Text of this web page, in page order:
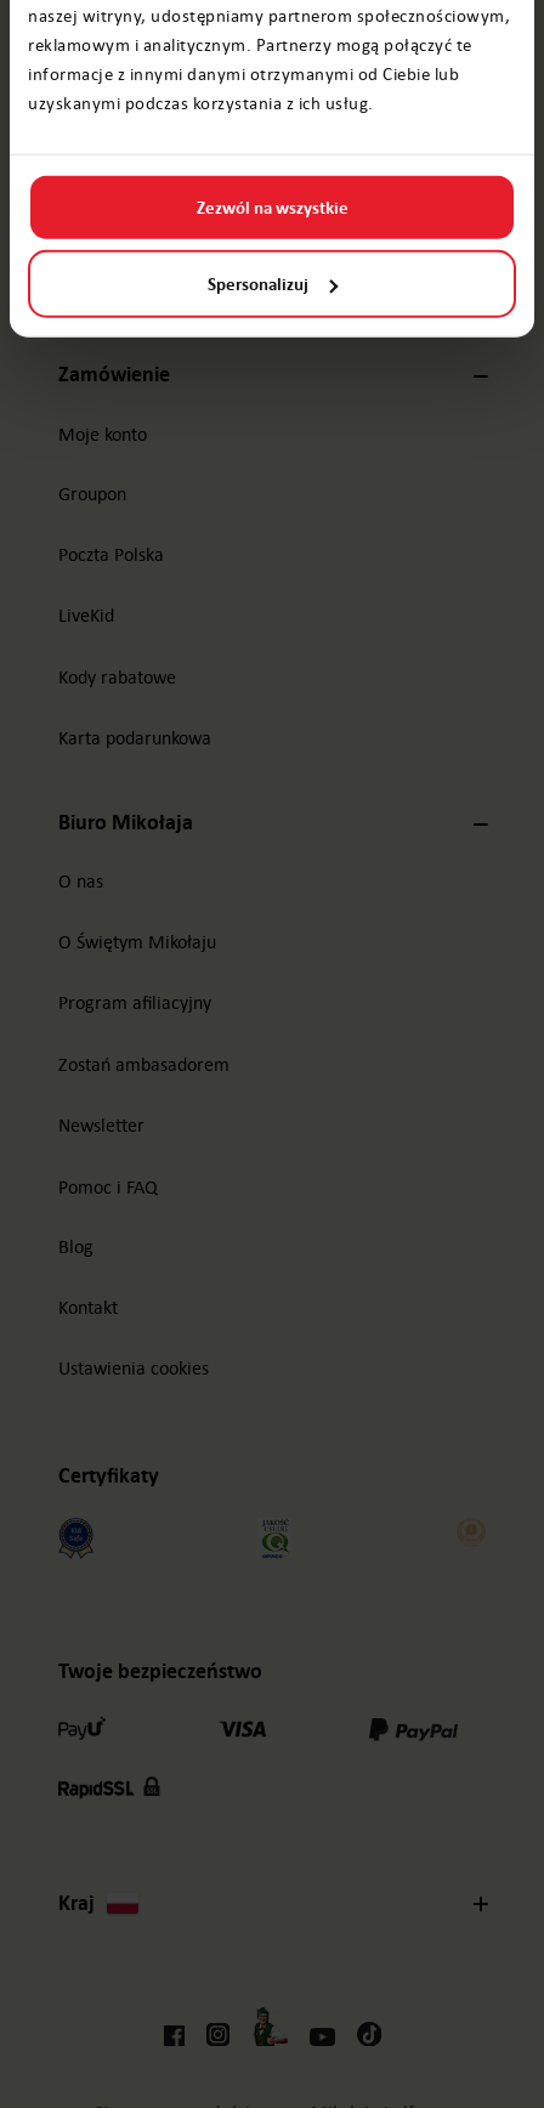
naszej witryny, udostępniamy partnerom społecznościowym,
reklamowym i analitycznym. Partnerzy mogą połączyć te
informacje z innymi danymi otrzymanymi od Ciebie lub
uzyskanymi podczas korzystania z ich usług.
Zezwól na wszystkie
Spersonalizuj
Darmowe
Kalendarz adwentowy
Zamówienie
Moje konto
Groupon
Poczta Polska
LiveKid
Kody rabatowe
Karta podarunkowa
Biuro Mikołaja
O nas
O Świętym Mikołaju
Program afiliacyjny
Zostań ambasadorem
Newsletter
Pomoc i FAQ
Blog
Kontakt
Ustawienia cookies
Certyfikaty
Twoje bezpieczeństwo
Kraj